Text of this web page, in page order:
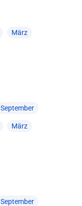
März
September
März
September